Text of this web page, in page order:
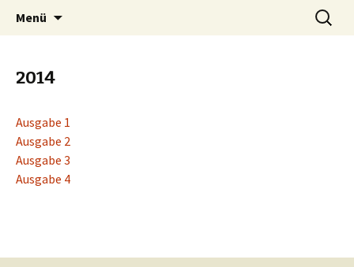
OTB-Wuppertal
Menü
Suchen
nach:
2014
Ausgabe 1
Ausgabe 2
Ausgabe 3
Ausgabe 4